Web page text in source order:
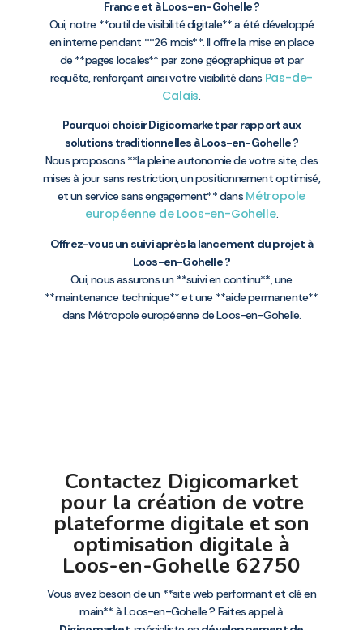
France et à Loos-en-Gohelle ?
Oui, notre **outil de visibilité digitale** a été développé
en interne pendant **26 mois**. Il offre la mise en place
de **pages locales** par zone géographique et par
requête, renforçant ainsi votre visibilité dans Pas-de-
Calais.
Pourquoi choisir Digicomarket par rapport aux
solutions traditionnelles à Loos-en-Gohelle ?
Nous proposons **la pleine autonomie de votre site, des
mises à jour sans restriction, un positionnement optimisé,
et un service sans engagement** dans Métropole
européenne de Loos-en-Gohelle.
Offrez-vous un suivi après la lancement du projet à
Loos-en-Gohelle ?
Oui, nous assurons un **suivi en continu**, une
**maintenance technique** et une **aide permanente**
dans Métropole européenne de Loos-en-Gohelle.
Contactez Digicomarket
pour la création de votre
plateforme digitale et son
optimisation digitale à
Loos-en-Gohelle 62750
Vous avez besoin de un **site web performant et clé en
main** à Loos-en-Gohelle ? Faites appel à